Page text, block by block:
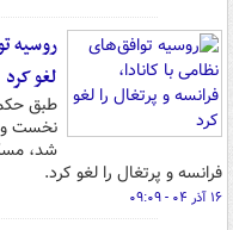
روسیه
لغو کرد
طبق
نخست
شد،
فرانسه و پرتغال را لغو کرد.
۱۶ آذر ۰۴ - ۰۹:۰۹